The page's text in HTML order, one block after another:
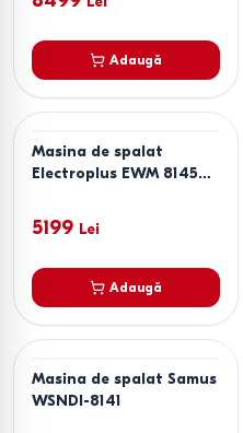
Adaugă
Masina de spalat
Electroplus EWM 81450
5199 Lei
Adaugă
Masina de spalat Samus
WSNDI-8141